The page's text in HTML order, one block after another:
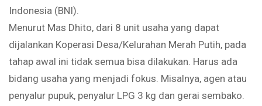
Indonesia (BNI).
Menurut Mas Dhito, dari 8 unit usaha yang dapat
dijalankan Koperasi Desa/Kelurahan Merah Putih, pada
tahap awal ini tidak semua bisa dilakukan. Harus ada
bidang usaha yang menjadi fokus. Misalnya, agen atau
penyalur pupuk, penyalur LPG 3 kg dan gerai sembako.